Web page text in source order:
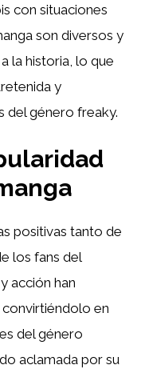
con situaciones
son diversos y
la historia, lo que
y
del género freaky.
positivas tanto de
los fans del
acción han
en
del género
aclamada por su